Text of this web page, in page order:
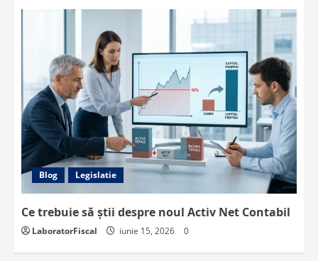
Blog Legislatie
Ce trebuie să știi despre noul Activ Net Contabil
LaboratorFiscal iunie 15, 2026 0